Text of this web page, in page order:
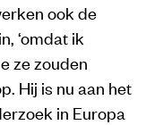
ook de
‘omdat ik
ze zouden
Hij is nu aan het
in Europa